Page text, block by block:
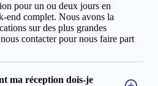
pour un ou deux jours en
end complet. Nous avons la
sur des plus grandes
contacter pour nous faire part
ma réception dois-je